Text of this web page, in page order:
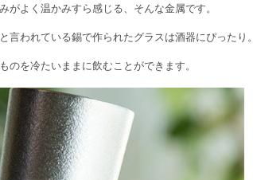
がよく温かみすら感じる、そんな金属です。
言われている錫で作られたグラスは酒器にぴったり。
のを冷たいままに飲むことができます。